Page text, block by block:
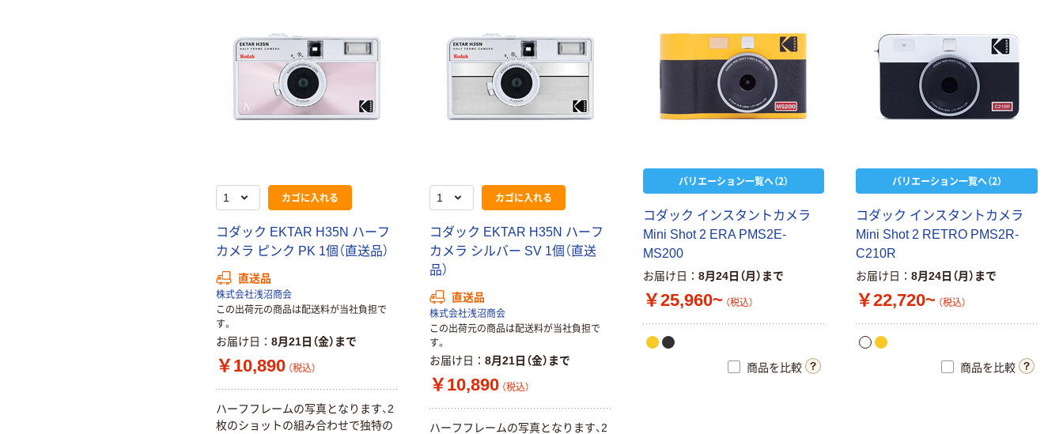
カゴに入れる
コダック EKTAR H35N ハーフ
カメラ ピンク PK 1個（直送品）
直送品
株式会社浅沼商会
この出荷元の商品は配送料が当社負担で
す。
お届け日 8月21日（金）まで
￥10,890 （税込）
ハーフフレームの写真となります、2
枚のショットの組み合わせで独特の
カゴに入れる
コダック EKTAR H35N ハーフ
カメラ シルバー SV 1個（直送
品）
直送品
株式会社浅沼商会
この出荷元の商品は配送料が当社負担で
す。
お届け日 8月21日（金）まで
￥10,890 （税込）
ハーフフレームの写真となります、2
バリエーション一覧へ（2）
コダック インスタントカメラ
Mini Shot 2 ERA PMS2E-
MS200
お届け日 8月24日（月）まで
￥25,960~ （税込）
商品を比較
バリエーション一覧へ（2）
コダック インスタントカメラ
Mini Shot 2 RETRO PMS2R-
C210R
お届け日 8月24日（月）まで
￥22,720~ （税込）
商品を比較